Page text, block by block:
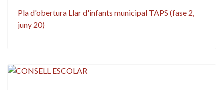
Pla d'obertura Llar d'infants municipal TAPS (fase 2,
juny 20)